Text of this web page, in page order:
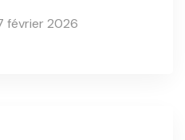
février 2026